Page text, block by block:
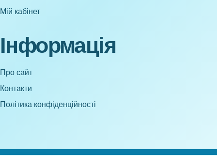
Мій кабінет
Інформація
Про сайт
Контакти
Політика конфіденційності